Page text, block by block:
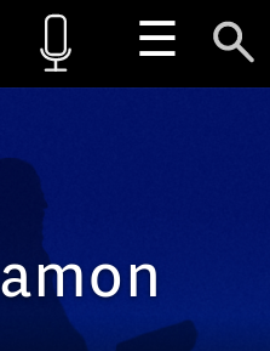
☰
Episodi: ePRLL-